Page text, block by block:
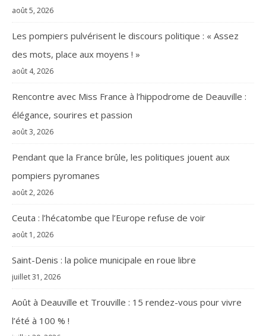
août 5, 2026
Les pompiers pulvérisent le discours politique : « Assez
des mots, place aux moyens ! »
août 4, 2026
Rencontre avec Miss France à l’hippodrome de Deauville :
élégance, sourires et passion
août 3, 2026
Pendant que la France brûle, les politiques jouent aux
pompiers pyromanes
août 2, 2026
Ceuta : l’hécatombe que l’Europe refuse de voir
août 1, 2026
Saint-Denis : la police municipale en roue libre
juillet 31, 2026
Août à Deauville et Trouville : 15 rendez-vous pour vivre
l’été à 100 % !